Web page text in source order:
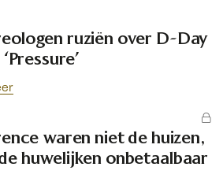
ruziën over D-Day
waren niet de huizen,
huwelijken onbetaalbaar